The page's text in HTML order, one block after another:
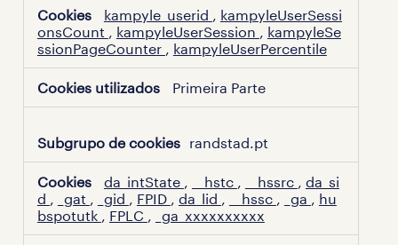
kampyle_userid , kampyleUserSessi
onsCount , kampyleUserSession , kampyleSe
ssionPageCounter , kampyleUserPercentile
Primeira Parte
randstad.pt
da_intState , __hstc , __hssrc , da_si
d , _gat , _gid , FPID , da_lid , __hssc , _ga , hu
bspotutk , FPLC , _ga_xxxxxxxxxx